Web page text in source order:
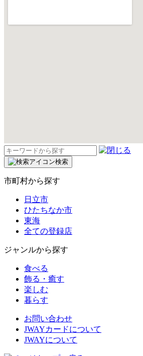
検
索:
検索
市町村から探す
日立市
ひたちなか市
東海
全ての登録店
ジャンルから探す
食べる
飾る・癒す
楽しむ
暮らす
お問い合わせ
JWAYカードについて
JWAYについて